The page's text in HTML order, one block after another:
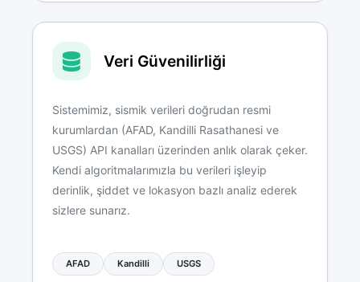
Veri Güvenilirliği
Sistemimiz, sismik verileri doğrudan resmi
kurumlardan (AFAD, Kandilli Rasathanesi ve
USGS) API kanalları üzerinden anlık olarak çeker.
Kendi algoritmalarımızla bu verileri işleyip
derinlik, şiddet ve lokasyon bazlı analiz ederek
sizlere sunarız.
AFAD Kandilli USGS